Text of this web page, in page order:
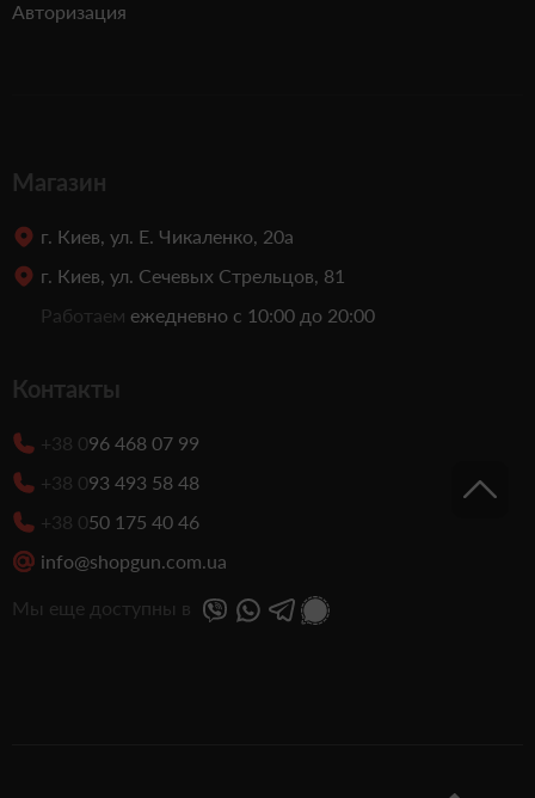
Авторизация
Магазин
г. Киев, ул. Е. Чикаленко, 20а
г. Киев, ул. Сечевых Стрельцов, 81
Работаем ежедневно с 10:00 до 20:00
Контакты
+38 096 468 07 99
+38 093 493 58 48
+38 050 175 40 46
info@shopgun.com.ua
Мы еще доступны в